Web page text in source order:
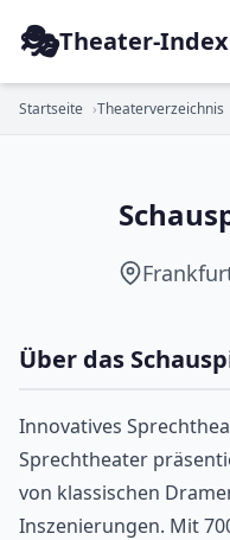
🎭Theater-Index
Startseite Theaterverzeichnis
Über das
Innovatives
Sprechtheater
von klassischen
Inszenierungen. Mit